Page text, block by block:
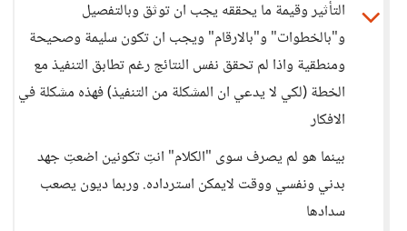
التأثير وقيمة ما يحققه يجب ان توثق وبالتفصيل
و"بالخطوات" و"بالارقام" ويجب ان تكون سليمة وصحيحة
ومنطقية واذا لم تحقق نفس النتائج رغم تطابق التنفيذ مع
الخطة (لكي لا يدعي ان المشكلة من التنفيذ) فهذه مشكلة في
الافكار
بينما هو لم يصرف سوى "الكلام" انتِ تكونين اضعتِ جهد
بدني ونفسي ووقت لايمكن استرداده. وربما ديون يصعب
سدادها